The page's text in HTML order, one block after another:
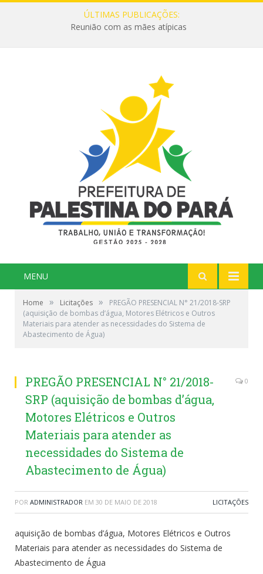
ÚLTIMAS PUBLICAÇÕES:
Reunião com as mães atípicas
MENU
Home » Licitações »
PREGÃO PRESENCIAL N° 21/2018-SRP
(aquisição de bombas d’água, Motores Elétricos e Outros
Materiais para atender as necessidades do Sistema de
Abastecimento de Água)
PREGÃO PRESENCIAL N° 21/2018-
SRP (aquisição de bombas d’água,
Motores Elétricos e Outros
Materiais para atender as
necessidades do Sistema de
Abastecimento de Água)
0
POR ADMINISTRADOR EM 30 DE MAIO DE 2018 LICITAÇÕES
aquisição de bombas d’água, Motores Elétricos e Outros
Materiais para atender as necessidades do Sistema de
Abastecimento de Água